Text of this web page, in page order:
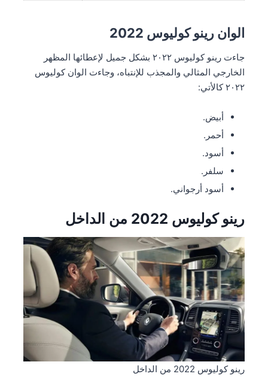
الوان رينو كوليوس 2022
جاءت رينو كوليوس ٢٠٢٢ بشكل جميل لإعطائها المظهر
الخارجي المثالي والمجذب للإنتباه، وجاءت الوان كوليوس
٢٠٢٢ كالأتي:
أبيض.
أحمر.
أسود.
سلفر.
أسود أرجواني.
رينو كوليوس 2022 من الداخل
رينو كوليوس 2022 من الداخل